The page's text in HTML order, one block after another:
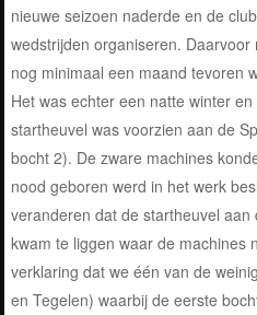
nieuwe seizoen naderde en de
wedstrijden organiseren.
nog minimaal een maand tevoren
Het was echter een natte winter
startheuvel was voorzien aan de
bocht 2). De zware machines
nood geboren werd in het werk
veranderen dat de startheuvel
kwam te liggen waar de machines
verklaring dat we één van de
en Tegelen) waarbij de eerste